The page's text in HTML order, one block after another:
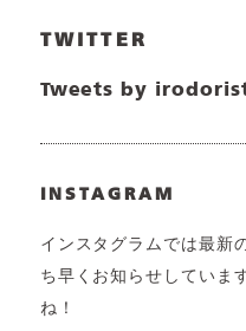
TWITTER
Tweets by
INSTAGRAM
インスタグラムでは最新
ち早くお知らせしていま
ね！